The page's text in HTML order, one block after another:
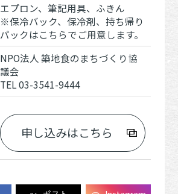
エプロン、筆記用具、ふきん
※保冷バック、保冷剤、持ち帰り
パックはこちらでご用意します。
NPO法人 築地食のまちづくり協
議会
TEL 03-3541-9444
申し込みはこちら